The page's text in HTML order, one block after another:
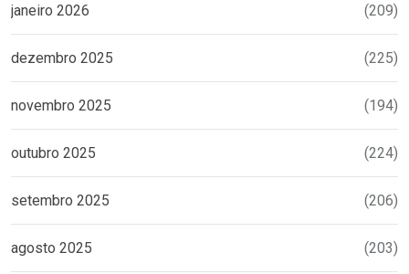
janeiro 2026 (209)
dezembro 2025 (225)
novembro 2025 (194)
outubro 2025 (224)
setembro 2025 (206)
agosto 2025 (203)